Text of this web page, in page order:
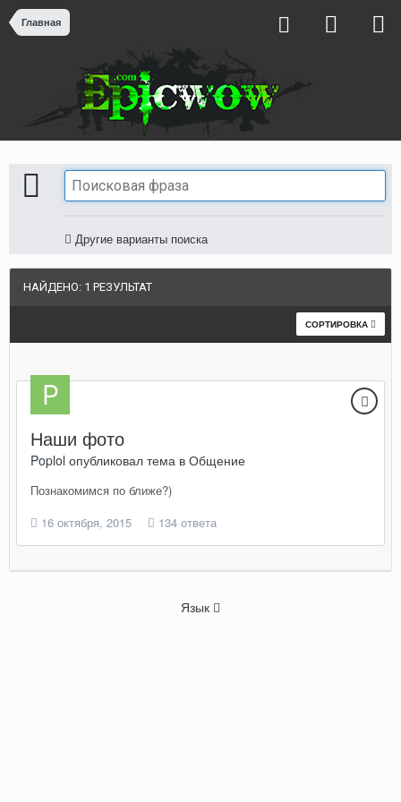
Главная
Другие варианты поиска
НАЙДЕНО: 1 РЕЗУЛЬТАТ
СОРТИРОВКА
Наши фото
Poplol опубликовал тема в Общение
Познакомимся по ближе?)
16 октября, 2015
134 ответа
Язык